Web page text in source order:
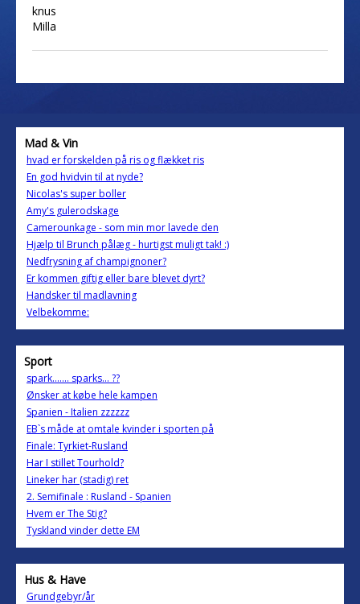
knus
Milla
Mad & Vin
hvad er forskelden på ris og flækket ris
En god hvidvin til at nyde?
Nicolas's super boller
Amy's gulerodskage
Camerounkage - som min mor lavede den
Hjælp til Brunch pålæg - hurtigst muligt tak! :)
Nedfrysning af champignoner?
Er kommen giftig eller bare blevet dyrt?
Handsker til madlavning
Velbekomme:
Sport
spark....... sparks... ??
Ønsker at købe hele kampen
Spanien - Italien zzzzzz
EB`s måde at omtale kvinder i sporten på
Finale: Tyrkiet-Rusland
Har I stillet Tourhold?
Lineker har (stadig) ret
2. Semifinale : Rusland - Spanien
Hvem er The Stig?
Tyskland vinder dette EM
Hus & Have
Grundgebyr/år